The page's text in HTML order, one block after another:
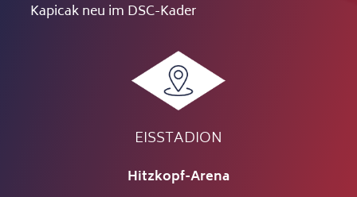
Kapicak neu im DSC-Kader
EISSTADION
Hitzkopf-Arena